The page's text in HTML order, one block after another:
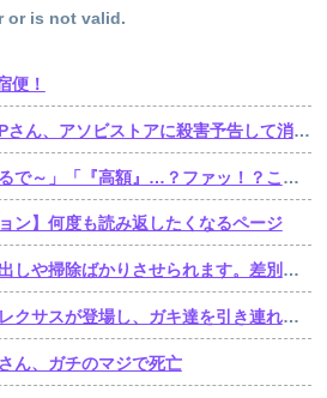
or is not valid.
便！
【悲報】ミリオンライブPさん、アソビストアに殺害予告して消される
アソビストア「アンケするで～」「『高額』…？ファッ！？これはカスタマーハラスメント！弁護士と警察使って法的措置させてもらうやで～！！！（クソデカ警告文）」
ン】何度も読み返したくなるページ
【正論】女被災者「炊き出しや掃除ばかりさせられます。差別ですよね？」
【８月１０日】野獣仕様レクサスが登場し、ガキ達を引き連れてハーメルンの笛吹き状態となる （※動画あり）
ん、ガチのマジで死亡